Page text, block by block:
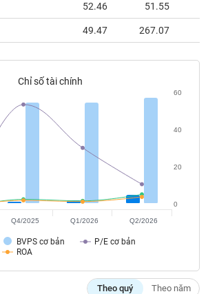
52.46 51.55
49.47 267.07
Chỉ số tài chính
BVPS cơ bản
P/E cơ bản
ROA
0
20
40
60
Q4/2025 Q1/2026 Q2/2026
Theo quý Theo năm